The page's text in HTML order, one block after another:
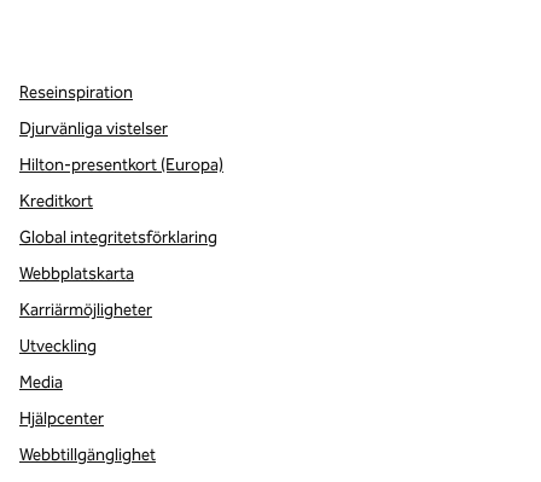
Reseinspiration
Djurvänliga vistelser
Hilton-presentkort (Europa)
Kreditkort
Global integritetsförklaring
Webbplatskarta
Karriärmöjligheter
Utveckling
Media
Hjälpcenter
Webbtillgänglighet